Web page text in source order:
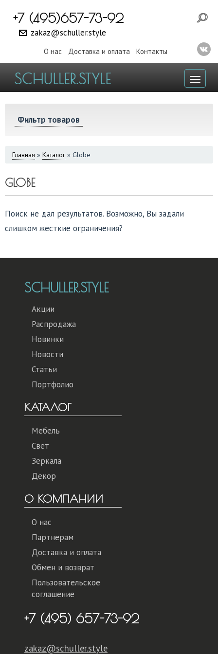
+7 (495)657-73-92
zakaz@schuller.style
О нас Доставка и оплата Контакты
Фильтр товаров
ВЫ
Главная » Каталог » Globe
GLOBE
Поиск не дал результатов. Возможно, Вы задали
слишком жесткие ограничения?
SCHULLER.STYLE
Акции
Распродажа
Новинки
Новости
Статьи
Портфолио
КАТАЛОГ
Мебель
Свет
Зеркала
Декор
О КОМПАНИИ
О нас
Партнерам
Доставка и оплата
Обмен и возврат
Пользовательское
соглашение
+7 (495) 657-73-92
zakaz@schuller.style